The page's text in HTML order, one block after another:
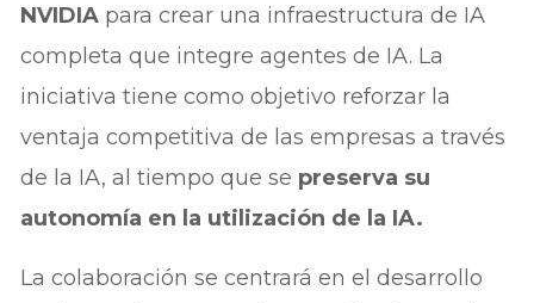
NVIDIA para crear una infraestructura de IA
completa que integre agentes de IA. La
iniciativa tiene como objetivo reforzar la
ventaja competitiva de las empresas a través
de la IA, al tiempo que se preserva su
autonomía en la utilización de la IA.
La colaboración se centrará en el desarrollo